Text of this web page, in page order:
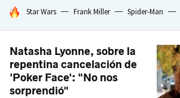
HOY SE HABLA DE
Star Wars Frank Miller Spider-Man
Natasha Lyonne, sobre la
repentina cancelación de
'Poker Face': "No nos
sorprendió"